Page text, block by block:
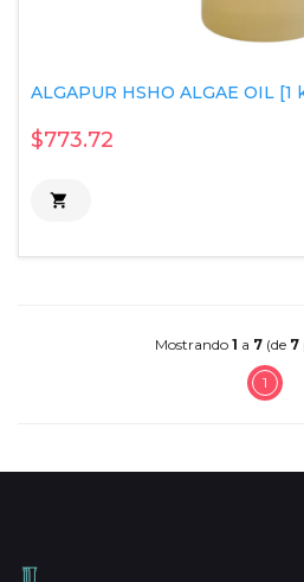
ALGAPUR HSHO ALGAE OIL [1
$773.72

Mostrando 1 a 7(de 7
1